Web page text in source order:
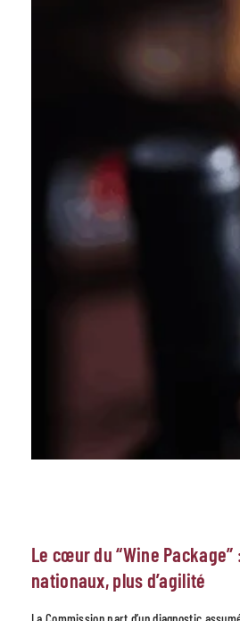
Le cœur du “Wine Package”
nationaux, plus d’agilité